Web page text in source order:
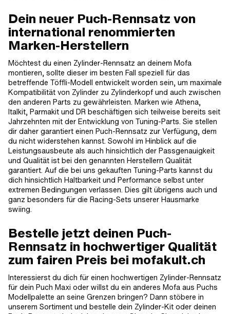
Dein neuer Puch-Rennsatz von
international renommierten
Marken-Herstellern
Möchtest du einen Zylinder-Rennsatz an deinem Mofa
montieren, sollte dieser im besten Fall speziell für das
betreffende Töffli-Modell entwickelt worden sein, um maximale
Kompatibilität von Zylinder zu Zylinderkopf und auch zwischen
den anderen Parts zu gewährleisten. Marken wie Athena,
Italkit, Parmakit und DR beschäftigen sich teilweise bereits seit
Jahrzehnten mit der Entwicklung von Tuning-Parts. Sie stellen
dir daher garantiert einen Puch-Rennsatz zur Verfügung, dem
du nicht widerstehen kannst. Sowohl im Hinblick auf die
Leistungsausbeute als auch hinsichtlich der Passgenauigkeit
und Qualität ist bei den genannten Herstellern Qualität
garantiert. Auf die bei uns gekauften Tuning-Parts kannst du
dich hinsichtlich Haltbarkeit und Performance selbst unter
extremen Bedingungen verlassen. Dies gilt übrigens auch und
ganz besonders für die Racing-Sets unserer Hausmarke
swiing.
Bestelle jetzt deinen Puch-
Rennsatz in hochwertiger Qualität
zum fairen Preis bei mofakult.ch
Interessierst du dich für einen hochwertigen Zylinder-Rennsatz
für dein Puch Maxi oder willst du ein anderes Mofa aus Puchs
Modellpalette an seine Grenzen bringen? Dann stöbere in
unserem Sortiment und bestelle dein Zylinder-Kit oder deinen